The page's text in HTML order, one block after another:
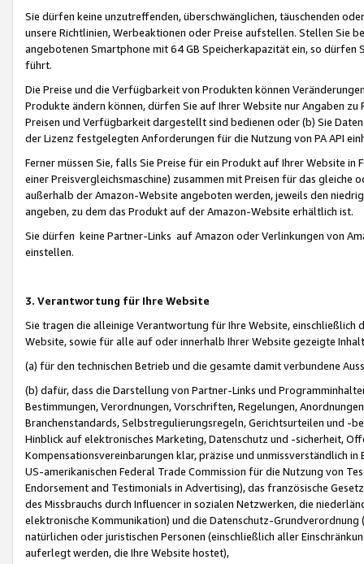
Sie dürfen keine unzutreffenden, überschwänglichen, täuschenden
unsere Richtlinien, Werbeaktionen oder Preise aufstellen. Stellen Sie
angebotenen Smartphone mit 64 GB Speicherkapazität ein, so dürfen
führt.
Die Preise und die Verfügbarkeit von Produkten können
Produkte ändern können, dürfen Sie auf Ihrer Website nur Angaben
Preisen und Verfügbarkeit dargestellt sind bedienen oder (b) Sie
der Lizenz festgelegten Anforderungen für die Nutzung von PA API
Ferner müssen Sie, falls Sie Preise für ein Produkt auf Ihrer Website
einer Preisvergleichsmaschine) zusammen mit Preisen für das
außerhalb der Amazon-Website angeboten werden, jeweils den
angeben, zu dem das Produkt auf der Amazon-Website erhältlich ist.
Sie dürfen keine Partner-Links auf Amazon oder Verlinkungen von
einstellen.
3. Verantwortung für Ihre Website
Sie tragen die alleinige Verantwortung für Ihre Website,
Website, sowie für alle auf oder innerhalb Ihrer Website gezeigte
(a) für den technischen Betrieb und die gesamte damit verbundene
(b) dafür, dass die Darstellung von Partner-Links und
Bestimmungen, Verordnungen, Vorschriften, Regelungen,
Branchenstandards, Selbstregulierungsregeln, Gerichtsurteilen und -
Hinblick auf elektronisches Marketing, Datenschutz und -sicherheit,
Kompensationsvereinbarungen klar, präzise und unmissverständlich
US-amerikanischen Federal Trade Commission für die Nutzung von
Endorsement and Testimonials in Advertising), das französische
des Missbrauchs durch Influencer in sozialen Netzwerken, die
elektronische Kommunikation) und die Datenschutz-
natürlichen oder juristischen Personen (einschließlich aller
auferlegt werden, die Ihre Website hostet),